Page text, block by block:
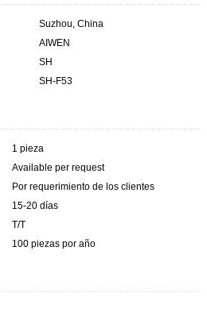
Suzhou, China
AIWEN
SH
SH-F53
1 pieza
Available per request
Por requerimiento de los clientes
15-20 días
T/T
100 piezas por año